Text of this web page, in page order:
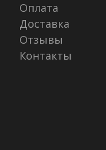
Оплата
Доставка
Отзывы
Контакты